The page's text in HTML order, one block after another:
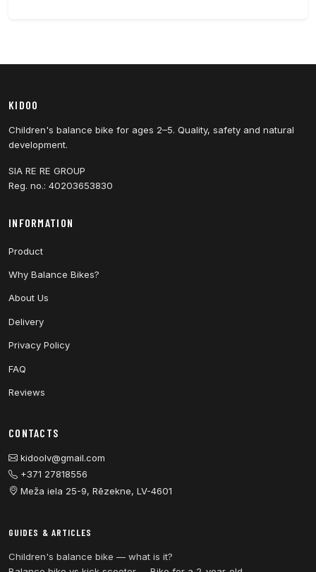
KIDOO
Children's balance bike for ages 2–5. Quality, safety and natural
development.
SIA RE RE GROUP
Reg. no.: 40203653830
INFORMATION
Product
Why Balance Bikes?
About Us
Delivery
Privacy Policy
FAQ
Reviews
CONTACTS
kidoolv@gmail.com
+371 27818556
Meža iela 25-9, Rēzekne, LV-4601
GUIDES & ARTICLES
Children's balance bike — what is it?